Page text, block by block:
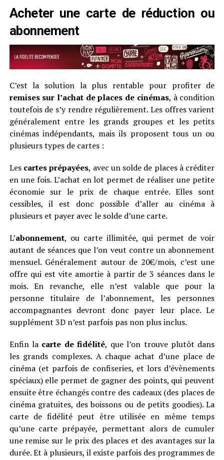
Acheter une carte de réduction ou
abonnement
C’est la solution la plus rentable pour profiter de
remises sur l’achat de places de cinémas, à condition
toutefois de s’y rendre régulièrement. Les offres varient
généralement entre les grands groupes et les petits
cinémas indépendants, mais ils proposent tous un ou
plusieurs types de cartes :
Les cartes prépayées, avec un solde de places à créditer
en une fois. L’achat en lot permet de réaliser une petite
économie sur le prix de chaque entrée. Elles sont
cessibles, il est donc possible d’aller au cinéma à
plusieurs et payer avec le solde d’une carte.
L’abonnement, ou carte illimitée, qui permet de voir
autant de séances que l’on veut contre un abonnement
mensuel. Généralement autour de 20€/mois, c’est une
offre qui est vite amortie à partir de 3 séances dans le
mois. En revanche, elle n’est valable que pour la
personne titulaire de l’abonnement, les personnes
accompagnantes devront donc payer leur place. Le
supplément 3D n’est parfois pas non plus inclus.
Enfin la carte de fidélité, que l’on trouve plutôt dans
les grands complexes. A chaque achat d’une place de
cinéma (et parfois de confiseries, et lors d’évènements
spéciaux) elle permet de gagner des points, qui peuvent
ensuite être échangés contre des cadeaux (des places de
cinéma gratuites, des boissons ou de petits goodies). La
carte de fidélité peut être utilisée en même temps
qu’une carte prépayée, permettant alors de cumuler
une remise sur le prix des places et des avantages sur la
durée. Et à plusieurs, il existe parfois des programmes de